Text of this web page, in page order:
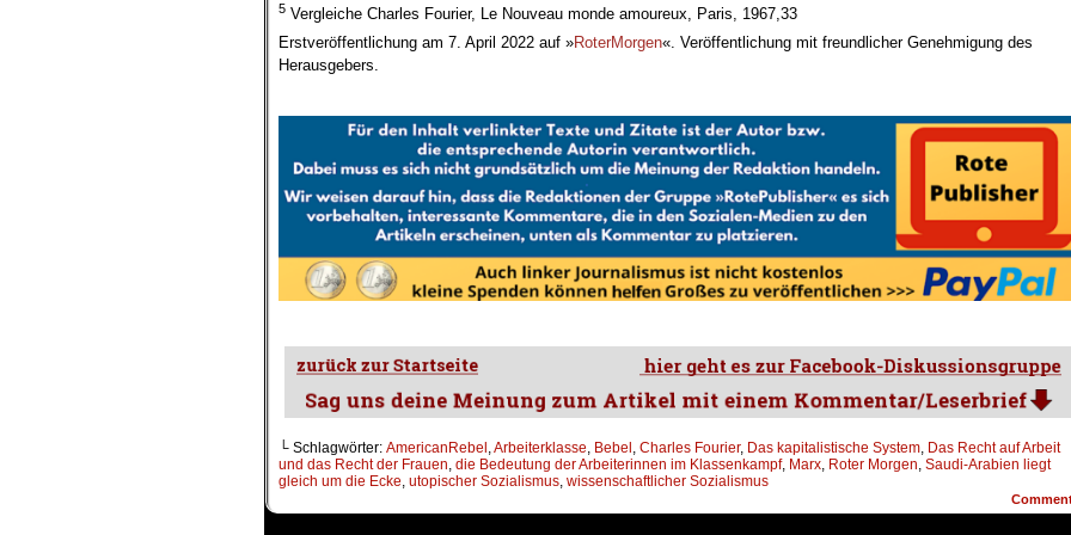
5 Vergleiche Charles Fourier, Le Nouveau monde amoureux, Paris, 1967,33
Erstveröffentlichung am 7. April 2022 auf »RoterMorgen«. Veröffentlichung mit freundlicher Genehmigung des
Herausgebers.
└ Schlagwörter: AmericanRebel ,Arbeiterklasse, Bebel , Charles Fourier, Das kapitalistische System, Das Recht auf Arbeit
und das Recht der Frauen, die Bedeutung der Arbeiterinnen im Klassenkampf, Marx, Roter Morgen, Saudi-Arabien liegt
gleich um die Ecke, utopischer Sozialismus, wissenschaftlicher Sozialismus